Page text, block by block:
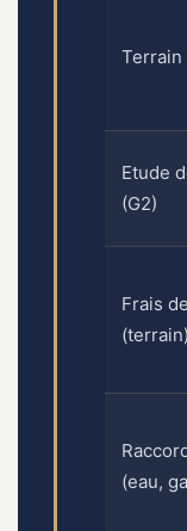
Terrain
Etude
(G2)
Frais
(terrain)
(eau,